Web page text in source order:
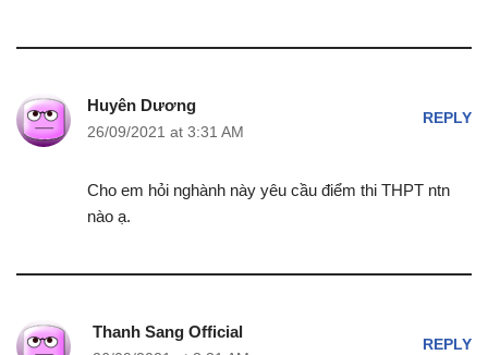
Huyên Dương
26/09/2021 at 3:31 AM
REPLY
Cho em hỏi nghành này yêu cầu điểm thi THPT ntn
nào ạ.
Thanh Sang Official
REPLY